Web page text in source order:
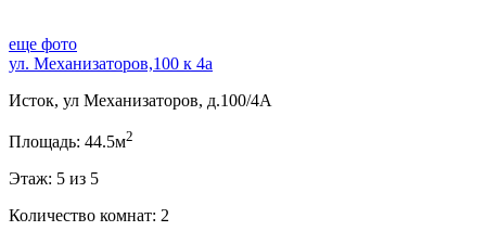
еще фото
ул. Механизаторов,100 к 4а
Исток, ул Механизаторов, д.100/4А
Площадь: 44.5м2
Этаж: 5 из 5
Количество комнат: 2